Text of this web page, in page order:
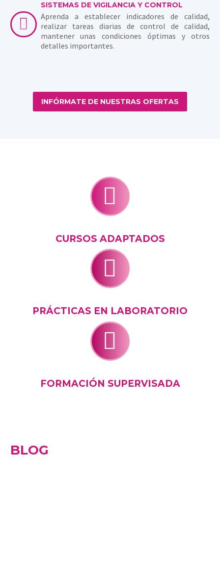

SISTEMAS DE VIGILANCIA Y CONTROL
Aprenda a establecer indicadores de calidad,
realizar tareas diarias de control de calidad,
mantener unas condiciones óptimas y otros
detalles importantes.
INFÓRMATE DE NUESTRAS OFERTAS


CURSOS ADAPTADOS


PRÁCTICAS EN LABORATORIO


FORMACIÓN SUPERVISADA
BLOG